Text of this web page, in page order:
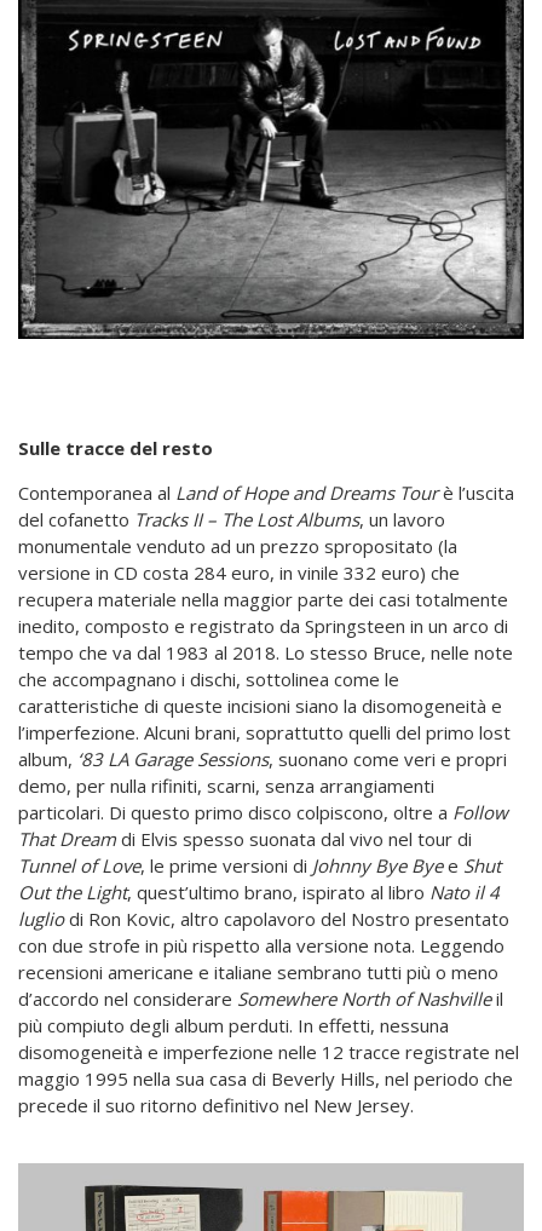
Sulle tracce del resto
Contemporanea al Land of Hope and Dreams Tourè l’uscita
del cofanetto Tracks II – The Lost Albums, un lavoro
monumentale venduto ad un prezzo spropositato (la
versione in CD costa 284 euro, in vinile 332 euro) che
recupera materiale nella maggior parte dei casi totalmente
inedito, composto e registrato da Springsteen in un arco di
tempo che va dal 1983 al 2018. Lo stesso Bruce, nelle note
che accompagnano i dischi, sottolinea come le
caratteristiche di queste incisioni siano la disomogeneità e
l’imperfezione. Alcuni brani, soprattutto quelli del primo lost
album, ‘83 LA Garage Sessions, suonano come veri e propri
demo, per nulla rifiniti, scarni, senza arrangiamenti
particolari. Di questo primo disco colpiscono, oltre a Follow
That Dream di Elvis spesso suonata dal vivo nel tour di
Tunnel of Love, le prime versioni di Johnny Bye Byee Shut
Out the Light, quest’ultimo brano, ispirato al libro Nato il 4
lugliodi Ron Kovic, altro capolavoro del Nostro presentato
con due strofe in più rispetto alla versione nota. Leggendo
recensioni americane e italiane sembrano tutti più o meno
d’accordo nel considerare Somewhere North of Nashvilleil
più compiuto degli album perduti. In effetti, nessuna
disomogeneità e imperfezione nelle 12 tracce registrate nel
maggio 1995 nella sua casa di Beverly Hills, nel periodo che
precede il suo ritorno definitivo nel New Jersey.